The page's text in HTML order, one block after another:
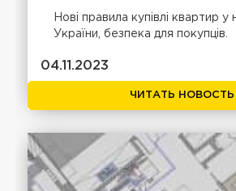
Нові правила купівлі квартир у
України, безпека для покупців.
04.11.2023
ЧИТАТЬ НОВОСТЬ